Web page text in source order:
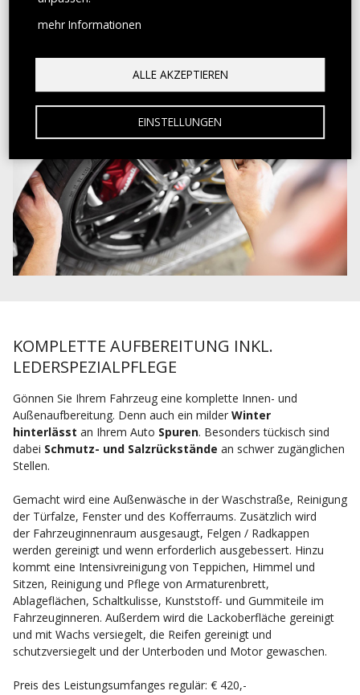
KOMPLETTE AUFBEREITUNG INKL.
LEDERSPEZIALPFLEGE
Gönnen Sie Ihrem Fahrzeug eine komplette Innen- und
Außenaufbereitung. Denn auch ein milder Winter
hinterlässt an Ihrem Auto Spuren. Besonders tückisch sind
dabei Schmutz- und Salzrückstände an schwer zugänglichen
Stellen.
Gemacht wird eine Außenwäsche in der Waschstraße, Reinigung
der Türfalze, Fenster und des Kofferraums. Zusätzlich wird
der Fahrzeuginnenraum ausgesaugt, Felgen / Radkappen
werden gereinigt und wenn erforderlich ausgebessert. Hinzu
kommt eine Intensivreinigung von Teppichen, Himmel und
Sitzen, Reinigung und Pflege von Armaturenbrett,
Ablageflächen, Schaltkulisse, Kunststoff- und Gummiteile im
Fahrzeuginneren. Außerdem wird die Lackoberfläche gereinigt
und mit Wachs versiegelt, die Reifen gereinigt und
schutzversiegelt und der Unterboden und Motor gewaschen.
Preis des Leistungsumfanges regulär: € 420,-
mehr Informationen
EINSTELLUNGEN
ALLE AKZEPTIEREN